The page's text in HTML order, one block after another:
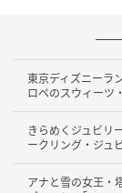
岩下食品と東
ントが、
で東武ワール
東京ディズニーラ
ロペのスウィーツ
きらめくジュビリ
ークリング・ジュ
アナと雪の女王・